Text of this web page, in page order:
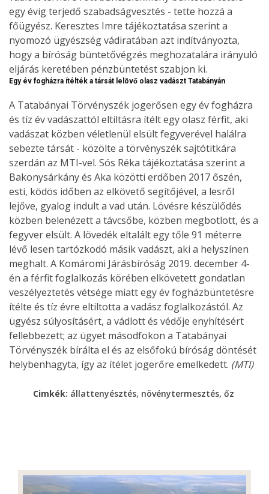
egy évig terjedő szabadságvesztés - tette hozzá a
főügyész. Keresztes Imre tájékoztatása szerint a
nyomozó ügyészség vádiratában azt indítványozta,
hogy a bíróság büntetővégzés meghozatalára irányuló
eljárás keretében pénzbüntetést szabjon ki.
Egy év fogházra ítélték a társát lelövő olasz vadászt Tatabányán
A Tatabányai Törvényszék jogerősen egy év fogházra
és tíz év vadászattól eltiltásra ítélt egy olasz férfit, aki
vadászat közben véletlenül elsült fegyverével halálra
sebezte társát - közölte a törvényszék sajtótitkára
szerdán az MTI-vel. Sós Réka tájékoztatása szerint a
Bakonysárkány és Aka közötti erdőben 2017 őszén,
esti, ködös időben az elkövető segítőjével, a lesről
lejőve, gyalog indult a vad után. Lövésre készülődés
közben belenézett a távcsőbe, közben megbotlott, és a
fegyver elsült. A lövedék eltalált egy tőle 91 méterre
lévő lesen tartózkodó másik vadászt, aki a helyszínen
meghalt. A Komáromi Járásbíróság 2019. december 4-
én a férfit foglalkozás körében elkövetett gondatlan
veszélyeztetés vétsége miatt egy év fogházbüntetésre
ítélte és tíz évre eltiltotta a vadász foglalkozástól. Az
ügyész súlyosításért, a vádlott és védője enyhítésért
fellebbezett; az ügyet másodfokon a Tatabányai
Törvényszék bírálta el és az elsőfokú bíróság döntését
helybenhagyta, így az ítélet jogerőre emelkedett. (MTI)
Cimkék: állattenyésztés, növénytermesztés, őz